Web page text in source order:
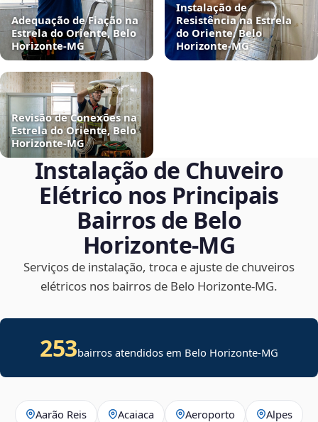
Adequação de Fiação na
Estrela do Oriente, Belo
Horizonte‑MG
Instalação de
Resistência na Estrela
do Oriente, Belo
Horizonte‑MG
Revisão de Conexões na
Estrela do Oriente, Belo
Horizonte‑MG
Instalação de Chuveiro
Elétrico nos Principais
Bairros de Belo
Horizonte‑MG
Serviços de instalação, troca e ajuste de chuveiros
elétricos nos bairros de Belo Horizonte‑MG.
253bairros atendidos em Belo Horizonte-MG
Aarão Reis Acaiaca Aeroporto Alpes